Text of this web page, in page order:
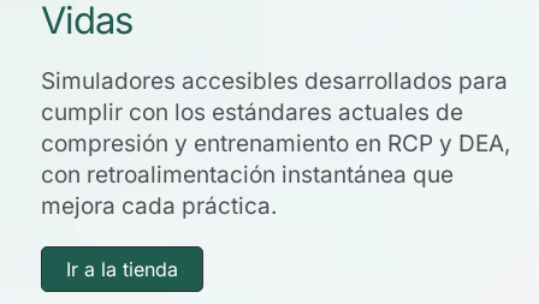
Vidas
Simuladores accesibles desarrollados para
cumplir con los estándares actuales de
compresión y entrenamiento en RCP y DEA,
con retroalimentación instantánea que
mejora cada práctica.
Ir a la tienda